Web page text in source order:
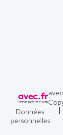
Données
personnelles